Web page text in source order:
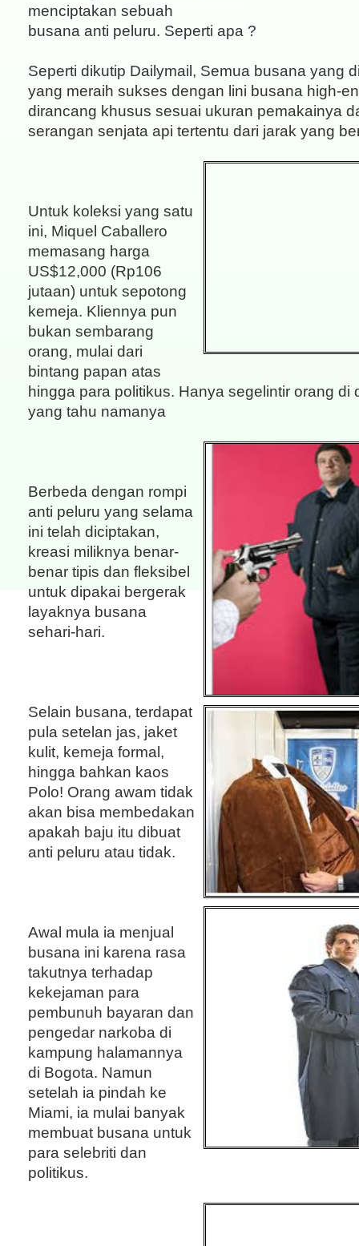
menciptakan sebuah
busana anti peluru. Seperti apa ?
Seperti dikutip Dailymail, Semua busana yang
yang meraih sukses dengan lini busana high-
dirancang khusus sesuai ukuran pemakainya
serangan senjata api tertentu dari jarak yang
Untuk koleksi yang satu
ini, Miquel Caballero
memasang harga
US$12,000 (Rp106
jutaan) untuk sepotong
kemeja. Kliennya pun
bukan sembarang
orang, mulai dari
bintang papan atas
hingga para politikus. Hanya segelintir orang di
yang tahu namanya
Berbeda dengan rompi
anti peluru yang selama
ini telah diciptakan,
kreasi miliknya benar-
benar tipis dan fleksibel
untuk dipakai bergerak
layaknya busana
sehari-hari.
Selain busana, terdapat
pula setelan jas, jaket
kulit, kemeja formal,
hingga bahkan kaos
Polo! Orang awam tidak
akan bisa membedakan
apakah baju itu dibuat
anti peluru atau tidak.
Awal mula ia menjual
busana ini karena rasa
takutnya terhadap
kekejaman para
pembunuh bayaran dan
pengedar narkoba di
kampung halamannya
di Bogota. Namun
setelah ia pindah ke
Miami, ia mulai banyak
membuat busana untuk
para selebriti dan
politikus.